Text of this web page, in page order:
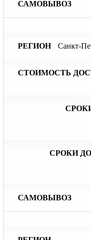
Санкт-